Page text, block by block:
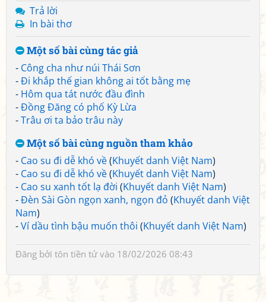
Trả lời
In bài thơ
Một số bài cùng tác giả
- Công cha như núi Thái Sơn
-Đi khắp thế gian không ai tốt bằng mẹ
- Hôm qua tát nước đầu đình
-Đồng Đăng có phố Kỳ Lừa
-Trâu ơi ta bảo trâu này
Một số bài cùng nguồn tham khảo
- Cao su đi dễ khó về(Khuyết danh Việt Nam)
- Cao su đi dễ khó về(Khuyết danh Việt Nam)
- Cao su xanh tốt lạ đời (Khuyết danh Việt Nam)
-Đèn Sài Gòn ngọn xanh, ngọn đỏ (Khuyết danh Việt
Nam)
-Ví dầu tình bậu muốn thôi (Khuyết danh Việt Nam)
Đăng bởi tôn tiền tửvào 18/02/2026 08:43